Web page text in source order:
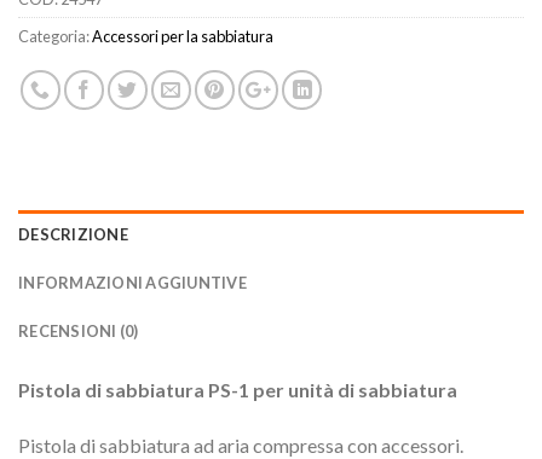
Categoria:Accessori per la sabbiatura
DESCRIZIONE
INFORMAZIONI AGGIUNTIVE
RECENSIONI (0)
Pistola di sabbiatura PS-1 per unità di sabbiatura
Pistola di sabbiatura ad aria compressa con accessori.